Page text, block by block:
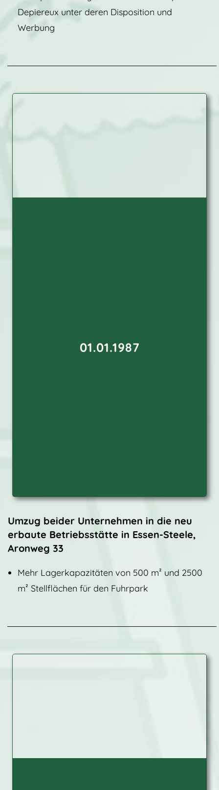
Depiereux unter deren Disposition und
Werbung
01.01.1987
Umzug beider Unternehmen in die neu
erbaute Betriebsstätte in Essen-Steele,
Aronweg 33
Mehr Lagerkapazitäten von 500 m² und 2500
m² Stellflächen für den Fuhrpark